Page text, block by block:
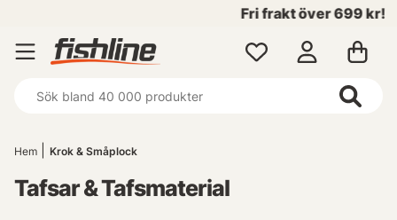
Fri frakt över 699 kr!
Hem Krok & Småplock
Tafsar & Tafsmaterial